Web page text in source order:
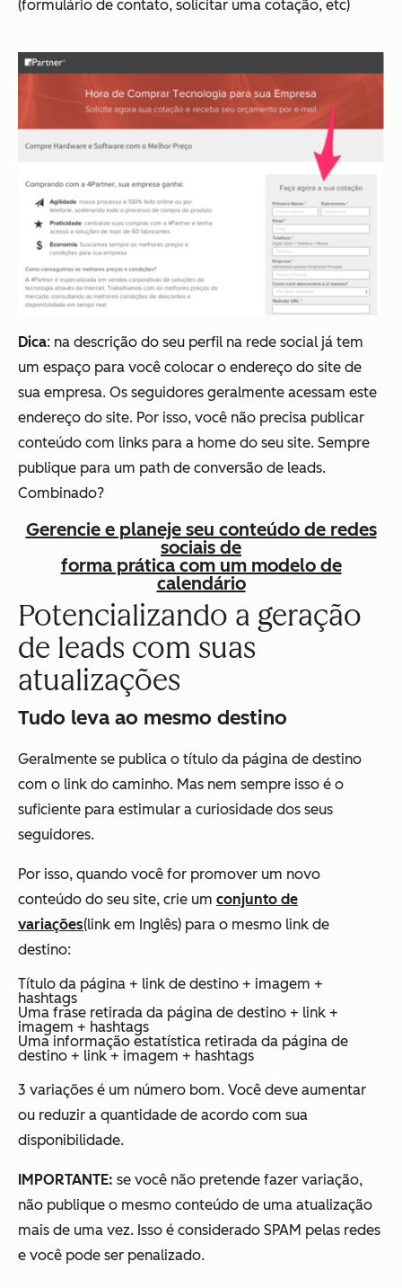
(formulário de contato, solicitar uma cotação, etc)
Dica: na descrição do seu perfil na rede social já tem
um espaço para você colocar o endereço do site de
sua empresa. Os seguidores geralmente acessam este
endereço do site. Por isso, você não precisa publicar
conteúdo com links para a home do seu site. Sempre
publique para um path de conversão de leads.
Combinado?
Gerencie e planeje seu conteúdo de redes
sociais de
forma prática com um modelo de
calendário
Potencializando a geração
de leads com suas
atualizações
Tudo leva ao mesmo destino
Geralmente se publica o título da página de destino
com o link do caminho. Mas nem sempre isso é o
suficiente para estimular a curiosidade dos seus
seguidores.
Por isso, quando você for promover um novo
conteúdo do seu site, crie um conjunto de
variações(link em Inglês) para o mesmo link de
destino:
Título da página + link de destino + imagem +
hashtags
Uma frase retirada da página de destino + link +
imagem + hashtags
Uma informação estatística retirada da página de
destino + link + imagem + hashtags
3 variações é um número bom. Você deve aumentar
ou reduzir a quantidade de acordo com sua
disponibilidade.
IMPORTANTE: se você não pretende fazer variação,
não publique o mesmo conteúdo de uma atualização
mais de uma vez. Isso é considerado SPAM pelas redes
e você pode ser penalizado.